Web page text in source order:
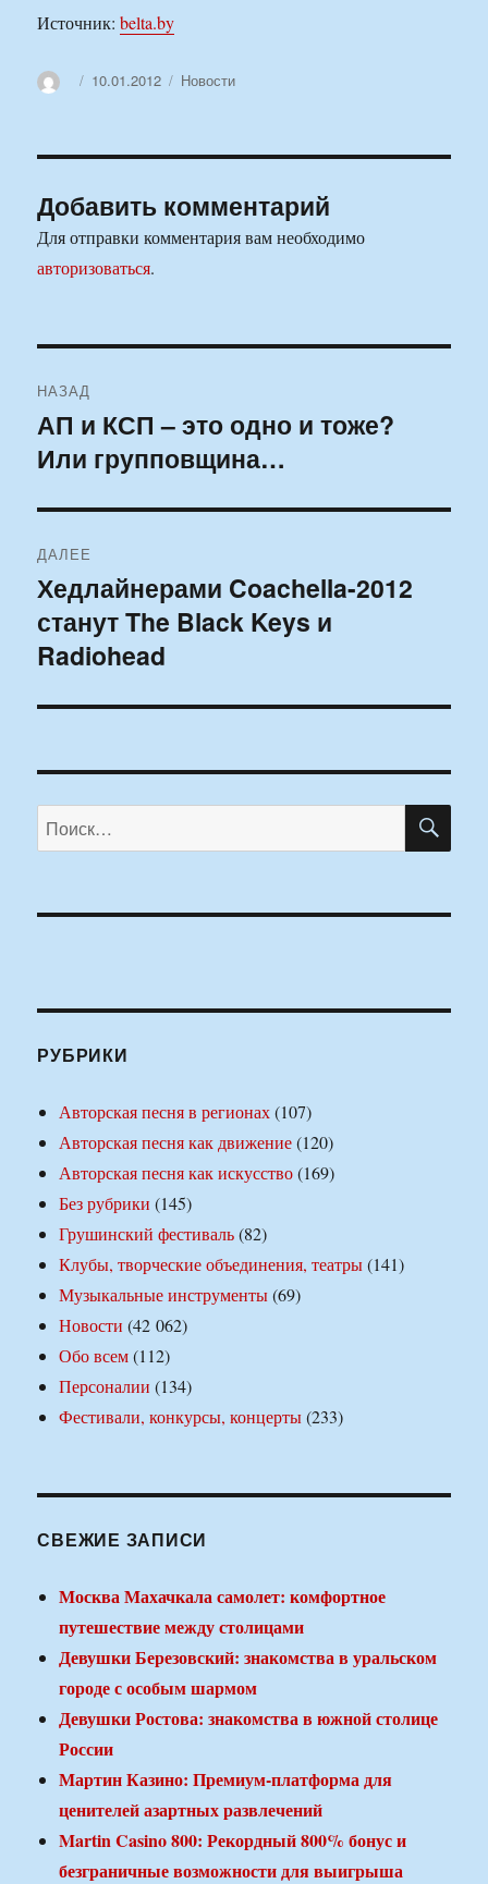
Источник:belta.by
АвторОпубликовано
10.01.2012 Рубрики
Новости
Добавить комментарий
Для отправки комментария вам необходимо
авторизоваться.
по
записям
НАЗАД
Предыдущая
запись:
АП и КСП – это одно и тоже?
Или групповщина…
ДАЛЕЕ
Следующая
запись:
Хедлайнерами Coachella-2012
станут The Black Keys и
Radiohead
Искать:
РУБРИКИ
Авторская песня в регионах(107)
Авторская песня как движение(120)
Авторская песня как искусство(169)
Без рубрики (145)
Грушинский фестиваль(82)
Клубы, творческие объединения, театры(141)
Музыкальные инструменты(69)
Новости (42 062)
Обо всем(112)
Персоналии (134)
Фестивали, конкурсы, концерты(233)
СВЕЖИЕ ЗАПИСИ
Москва Махачкала самолет: комфортное
путешествие между столицами
Девушки Березовский: знакомства в уральском
городе с особым шармом
Девушки Ростова: знакомства в южной столице
России
Мартин Казино: Премиум-платформа для
ценителей азартных развлечений
Martin Casino 800: Рекордный 800% бонус и
безграничные возможности для выигрыша